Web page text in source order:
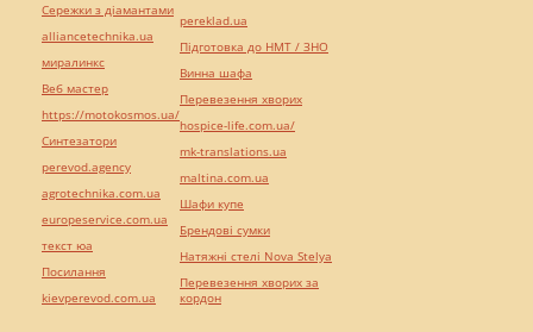
Сережки з діамантами
alliancetechnika.ua
миралинкс
Веб мастер
https://motokosmos.ua/
Синтезатори
perevod.agency
agrotechnika.com.ua
europeservice.com.ua
текст юа
Посилання
kievperevod.com.ua
pereklad.ua
Підготовка до НМТ / ЗНО
Винна шафа
Перевезення хворих
hospice-life.com.ua/
mk-translations.ua
maltina.com.ua
Шафи купе
Брендові сумки
Натяжні стелі Nova Stelya
Перевезення хворих за
кордон